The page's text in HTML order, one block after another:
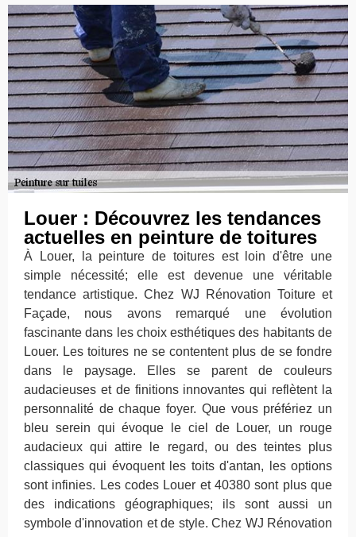
Louer : Découvrez les tendances
actuelles en peinture de toitures
À Louer, la peinture de toitures est loin d'être une
simple nécessité; elle est devenue une véritable
tendance artistique. Chez WJ Rénovation Toiture et
Façade, nous avons remarqué une évolution
fascinante dans les choix esthétiques des habitants de
Louer. Les toitures ne se contentent plus de se fondre
dans le paysage. Elles se parent de couleurs
audacieuses et de finitions innovantes qui reflètent la
personnalité de chaque foyer. Que vous préfériez un
bleu serein qui évoque le ciel de Louer, un rouge
audacieux qui attire le regard, ou des teintes plus
classiques qui évoquent les toits d'antan, les options
sont infinies. Les codes Louer et 40380 sont plus que
des indications géographiques; ils sont aussi un
symbole d'innovation et de style. Chez WJ Rénovation